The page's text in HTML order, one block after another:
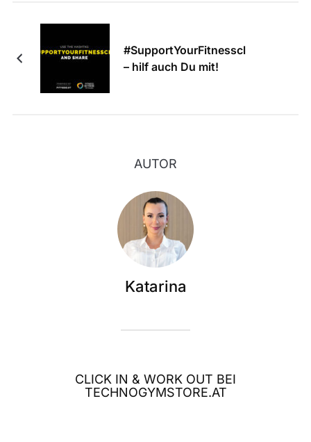
#SupportYourFitnessclub
– hilf auch Du mit!
AUTOR
Katarina
CLICK IN & WORK OUT BEI
TECHNOGYMSTORE.AT